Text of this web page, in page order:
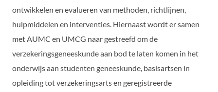
ontwikkelen en evalueren van methoden, richtlijnen,
hulpmiddelen en interventies. Hiernaast wordt er samen
met AUMC en UMCG naar gestreefd om de
verzekeringsgeneeskunde aan bod te laten komen in het
onderwijs aan studenten geneeskunde, basisartsen in
opleiding tot verzekeringsarts en geregistreerde